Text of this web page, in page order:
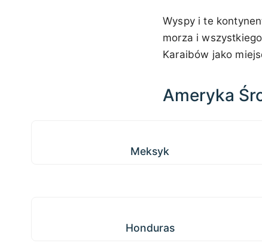
Wyspy i te
morza i
Karaibów jako
Ameryka
Meksyk
Honduras